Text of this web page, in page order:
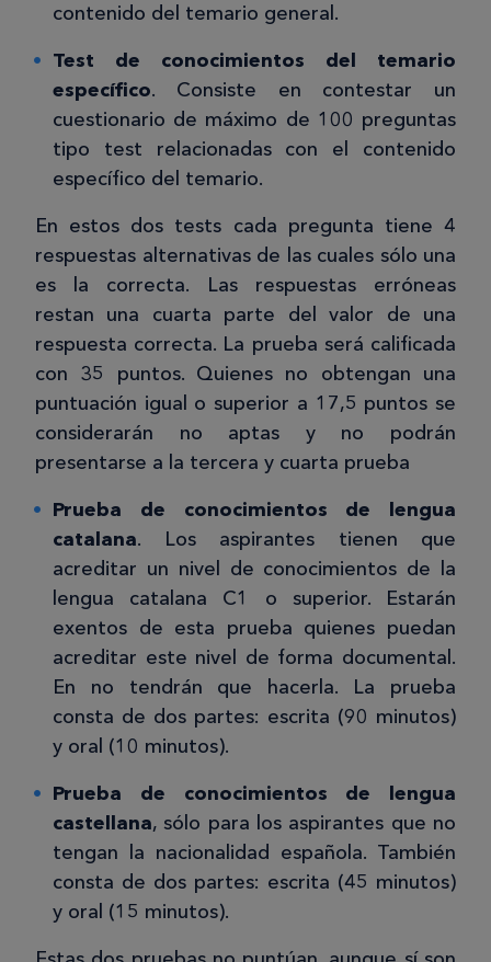
contenido del temario general.
Test de conocimientos del temario
específico. Consiste en contestar un
cuestionario de máximo de 100 preguntas
tipo test relacionadas con el contenido
específico del temario.
En estos dos tests cada pregunta tiene 4
respuestas alternativas de las cuales sólo una
es la correcta. Las respuestas erróneas
restan una cuarta parte del valor de una
respuesta correcta. La prueba será calificada
con 35 puntos. Quienes no obtengan una
puntuación igual o superior a 17,5 puntos se
considerarán no aptas y no podrán
presentarse a la tercera y cuarta prueba
Prueba de conocimientos de lengua
catalana. Los aspirantes tienen que
acreditar un nivel de conocimientos de la
lengua catalana C1 o superior. Estarán
exentos de esta prueba quienes puedan
acreditar este nivel de forma documental.
En no tendrán que hacerla. La prueba
consta de dos partes: escrita (90 minutos)
y oral (10 minutos).
Prueba de conocimientos de lengua
castellana, sólo para los aspirantes que no
tengan la nacionalidad española. También
consta de dos partes: escrita (45 minutos)
y oral (15 minutos).